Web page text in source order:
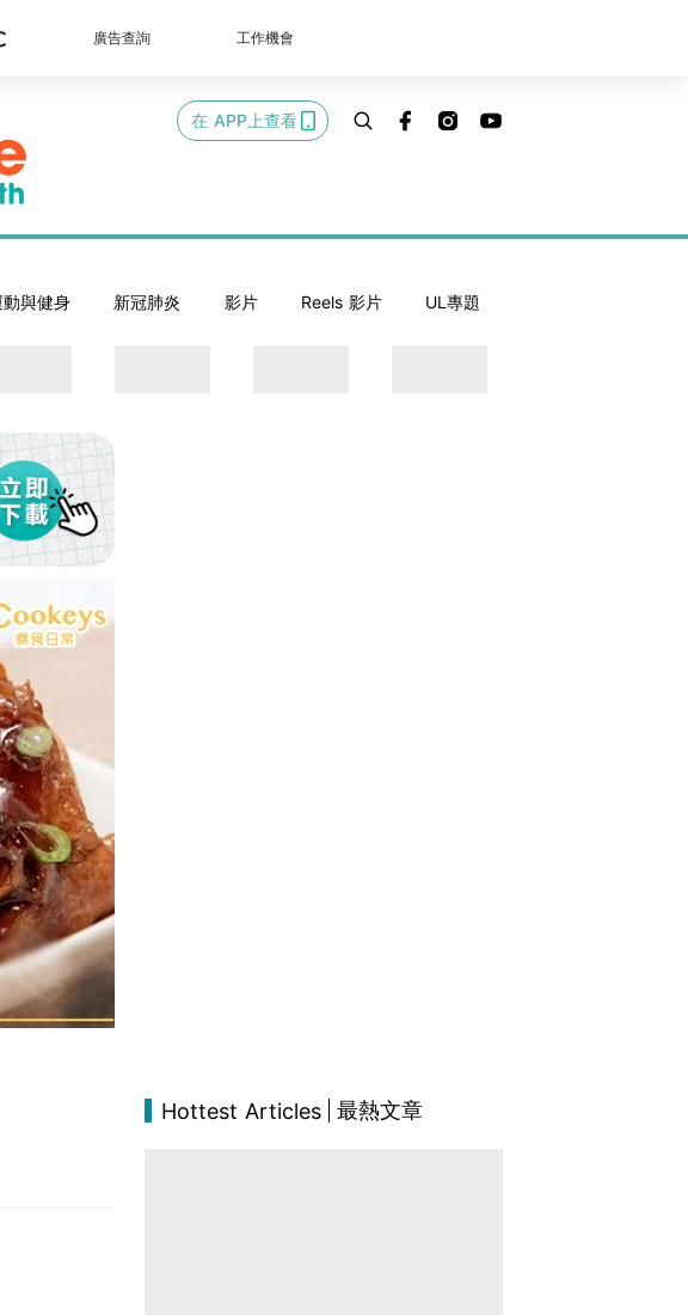
廣告查詢 工作機會
在 APP上查看
動與健身 新冠肺炎 影片 Reels 影片 UL專題
Hottest Articles 最熱文章